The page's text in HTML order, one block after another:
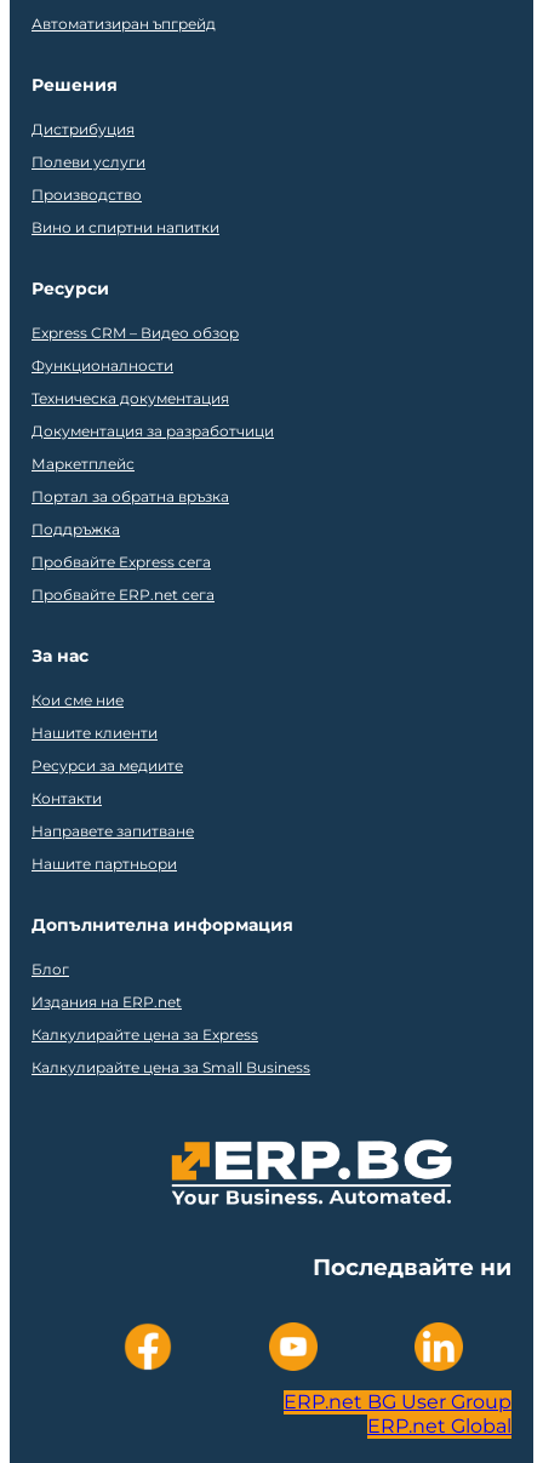
Автоматизиран ъпгрейд
Решения
Дистрибуция
Полеви услуги
Производство
Вино и спиртни напитки
Ресурси
Express CRM – Видео обзор
Функционалности
Техническа документация
Документация за разработчици
Маркетплейс
Портал за обратна връзка
Поддръжка
Пробвайте Express сега
Пробвайте ERP.net сега
За нас
Кои сме ние
Нашите клиенти
Ресурси за медиите
Контакти
Направете запитване
Нашите партньори
Допълнителна информация
Блог
Издания на ERP.net
Калкулирайте цена за Express
Калкулирайте цена за Small Business
Последвайте ни
ERP.net BG User Group
ERP.net Global